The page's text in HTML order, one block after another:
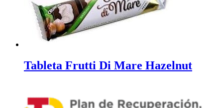
Tableta Frutti Di Mare Hazelnut